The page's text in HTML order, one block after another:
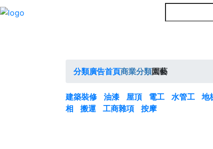
分類廣告首頁商業分類園藝
建築裝修 油漆 屋頂 電工 水管工 地
相
搬運 工商雜項 按摩